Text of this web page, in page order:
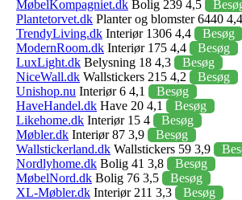
MøbelKompagniet.dk Bolig 239 4,5
Plantetorvet.dk Planter og blomster 6440
TrendyLiving.dk Interiør 1306 4,4
Besøg
ModernRoom.dk Interiør 175 4,4
Besøg
LuxLight.dk Belysning 18 4,3
Besøg
NiceWall.dk Wallstickers 215 4,2
Besøg
Unishop.nu Interiør 6 4,1
Besøg
HaveHandel.dk Have 20 4,1
Besøg
Likehome.dk Interiør 15 4
Besøg
Møbler.dk Interiør 87 3,9
Besøg
Wallstickerland.dk Wallstickers 59 3,9
Nordlyhome.dk Bolig 41 3,8
Besøg
MøbelNord.dk Bolig 76 3,5
Besøg
XL-Møbler.dk Interiør 211 3,3
Besøg